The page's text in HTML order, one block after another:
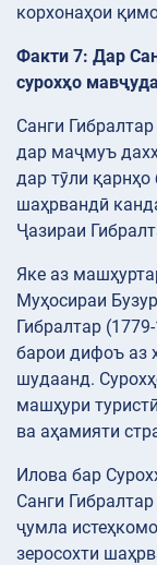
корхонаҳои
Факти 7: Дар
сурохҳо
Санги
дар маҷмуъ
дар тӯли қарнҳо
шаҳрвандӣ
Ҷазираи
Яке аз
Муҳосираи
Гибралтар
барои дифоъ аз
шудаанд.
машҳури
ва аҳамияти
Илова бар
Санги
ҷумла
зеросохти